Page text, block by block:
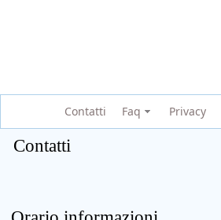
Contatti Faq Privacy
Contatti